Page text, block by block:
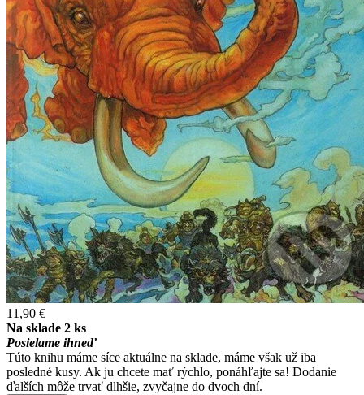
11,90 €
Na sklade 2 ks
Posielame ihneď
Túto knihu máme síce aktuálne na sklade, máme však už iba
posledné kusy. Ak ju chcete mať rýchlo, ponáhľajte sa! Dodanie
ďalších môže trvať dlhšie, zvyčajne do dvoch dní.